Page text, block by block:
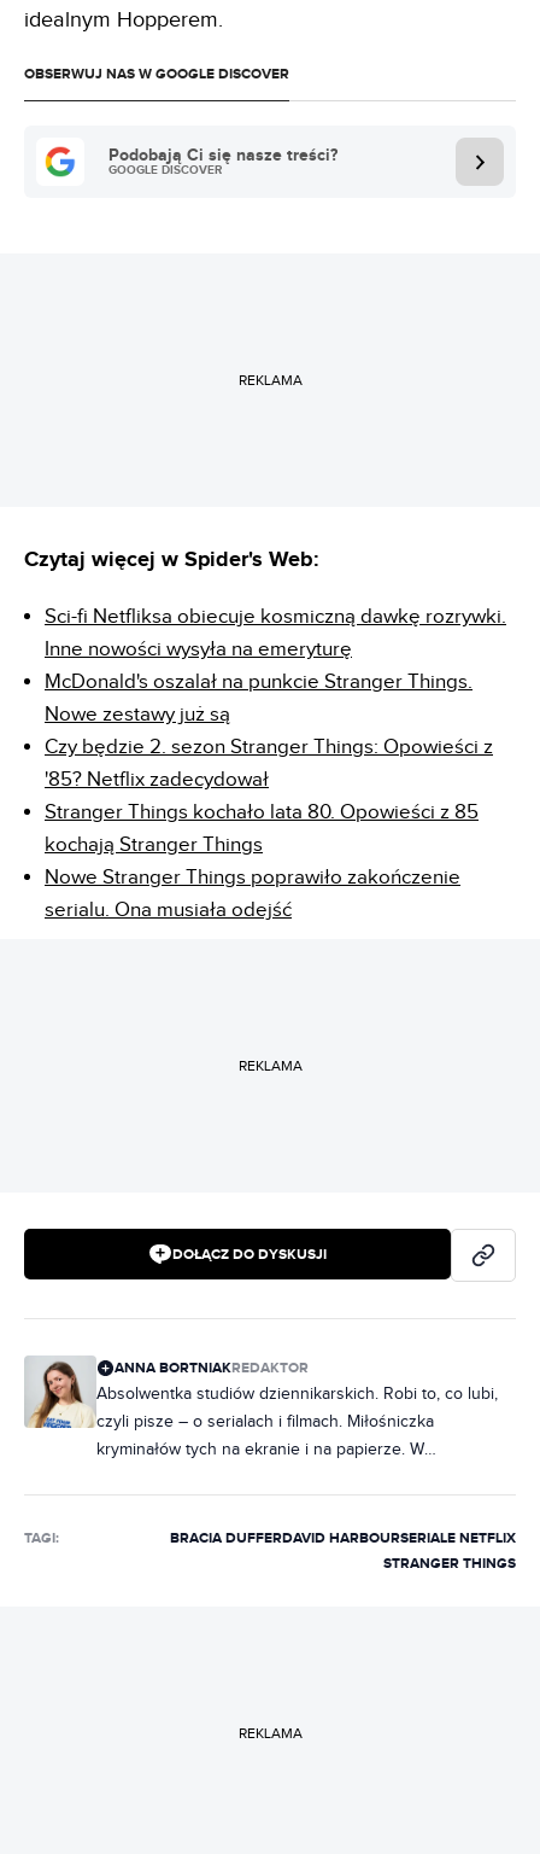
idealnym Hopperem.
OBSERWUJ NAS W GOOGLE DISCOVER
Podobają Ci się nasze treści?
GOOGLE DISCOVER
REKLAMA
Czytaj więcej w Spider's Web:
Sci-fi Netfliksa obiecuje kosmiczną dawkę rozrywki.
Inne nowości wysyła na emeryturę
McDonald's oszalał na punkcie Stranger Things.
Nowe zestawy już są
Czy będzie 2. sezon Stranger Things: Opowieści z
'85? Netflix zadecydował
Stranger Things kochało lata 80. Opowieści z 85
kochają Stranger Things
Nowe Stranger Things poprawiło zakończenie
serialu. Ona musiała odejść
REKLAMA
DOŁĄCZ DO DYSKUSJI
ANNA BORTNIAKREDAKTOR
Absolwentka studiów dziennikarskich. Robi to, co lubi,
czyli pisze – o serialach i filmach. Miłośniczka
kryminałów tych na ekranie i na papierze. W
nabałaganić w słowach. Zakochana w Norwegii, dobrej,
czarnej kawie i świeczkach z Pepco. Uwielbia rozmawiać
TAGI: BRACIA DUFFERDAVID HARBOURSERIALE NETFLIX
STRANGER THINGS
REKLAMA